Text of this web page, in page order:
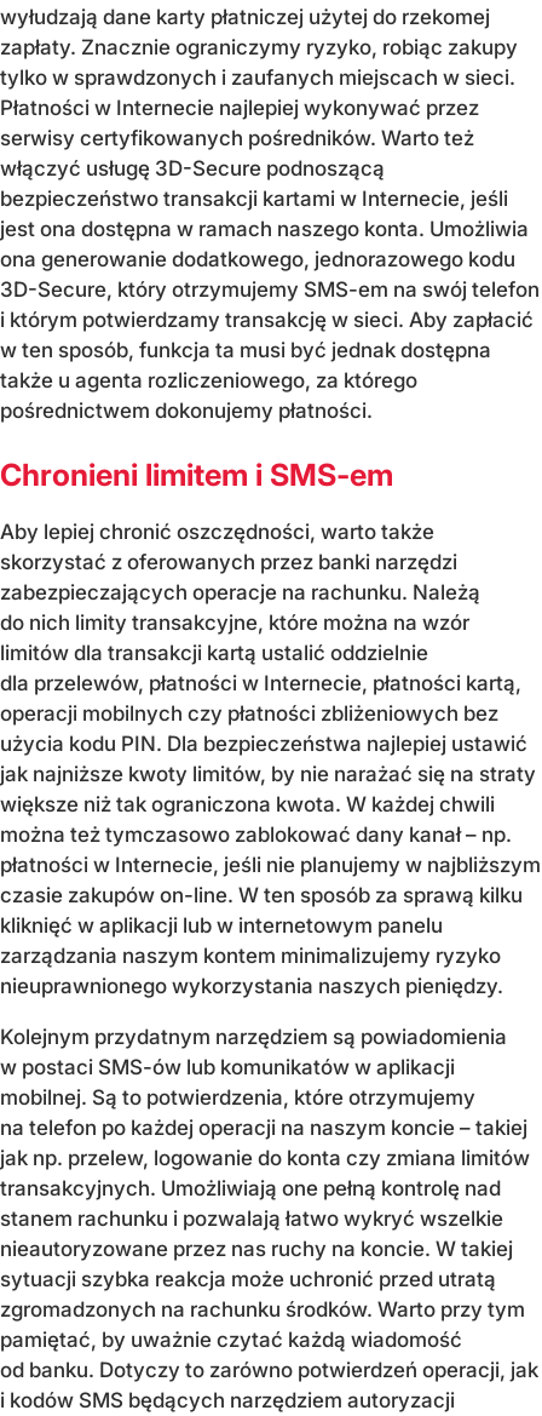
wyłudzają dane karty płatniczej użytej do rzekomej
zapłaty. Znacznie ograniczymy ryzyko, robiąc zakupy
tylko w sprawdzonych i zaufanych miejscach w sieci.
Płatności w Internecie najlepiej wykonywać przez
serwisy certyfikowanych pośredników. Warto też
włączyć usługę 3D-Secure podnoszącą
bezpieczeństwo transakcji kartami w Internecie, jeśli
jest ona dostępna w ramach naszego konta. Umożliwia
ona generowanie dodatkowego, jednorazowego kodu
3D-Secure, który otrzymujemy SMS-em na swój telefon
i którym potwierdzamy transakcję w sieci. Aby zapłacić
w ten sposób, funkcja ta musi być jednak dostępna
także u agenta rozliczeniowego, za którego
pośrednictwem dokonujemy płatności.
Chronieni limitem i SMS-em
Aby lepiej chronić oszczędności, warto także
skorzystać z oferowanych przez banki narzędzi
zabezpieczających operacje na rachunku. Należą
do nich limity transakcyjne, które można na wzór
limitów dla transakcji kartą ustalić oddzielnie
dla przelewów, płatności w Internecie, płatności kartą,
operacji mobilnych czy płatności zbliżeniowych bez
użycia kodu PIN. Dla bezpieczeństwa najlepiej ustawić
jak najniższe kwoty limitów, by nie narażać się na straty
większe niż tak ograniczona kwota. W każdej chwili
można też tymczasowo zablokować dany kanał – np.
płatności w Internecie, jeśli nie planujemy w najbliższym
czasie zakupów on-line. W ten sposób za sprawą kilku
kliknięć w aplikacji lub w internetowym panelu
zarządzania naszym kontem minimalizujemy ryzyko
nieuprawnionego wykorzystania naszych pieniędzy.
Kolejnym przydatnym narzędziem są powiadomienia
w postaci SMS-ów lub komunikatów w aplikacji
mobilnej. Są to potwierdzenia, które otrzymujemy
na telefon po każdej operacji na naszym koncie – takiej
jak np. przelew, logowanie do konta czy zmiana limitów
transakcyjnych. Umożliwiają one pełną kontrolę nad
stanem rachunku i pozwalają łatwo wykryć wszelkie
nieautoryzowane przez nas ruchy na koncie. W takiej
sytuacji szybka reakcja może uchronić przed utratą
zgromadzonych na rachunku środków. Warto przy tym
pamiętać, by uważnie czytać każdą wiadomość
od banku. Dotyczy to zarówno potwierdzeń operacji, jak
i kodów SMS będących narzędziem autoryzacji